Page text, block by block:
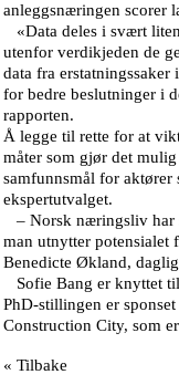
anleggsnæringen scorer
«Data deles i svært
utenfor verdikjeden de
data fra
for bedre beslutninger i
rapporten.
Å legge til rette for at
måter som gjør det
samfunnsmål for
ekspertutvalget.
– Norsk næringsliv har
man utnytter potensialet
Benedicte Økland,
Sofie Bang er knyttet
PhD-stillingen er
Construction City, som
« Tilbake